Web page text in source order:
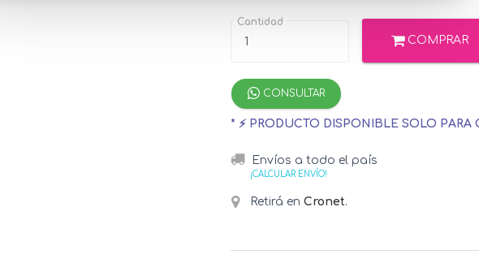
Cantidad
COMPRAR
CONSULTAR
* ⚡ PRODUCTO DISPONIBLE SOLO
Envíos a todo el país
¡CALCULAR ENVÍO!
Retirá en Cronet.